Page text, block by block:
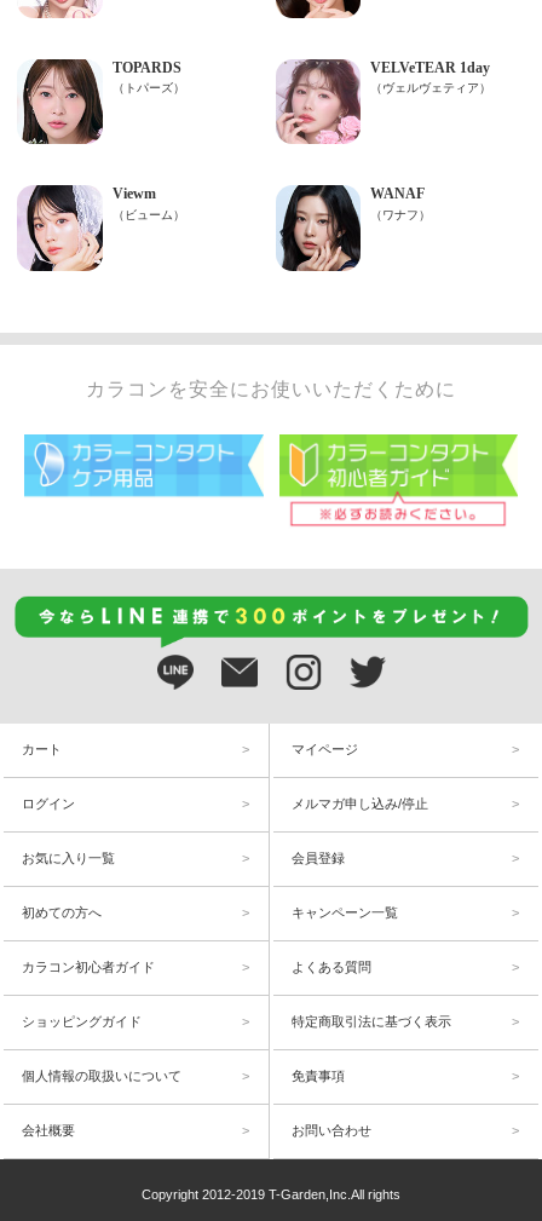
カラコンを安全にお使いいただくために
カート マイページ
ログイン メルマガ申し込み/停止
お気に入り一覧 会員登録
初めての方へ キャンペーン一覧
カラコン初心者ガイド よくある質問
ショッピングガイド 特定商取引法に基づく表示
個人情報の取扱いについて 免責事項
会社概要 お問い合わせ
Copyright 2012-2019 T-Garden,Inc.All rights